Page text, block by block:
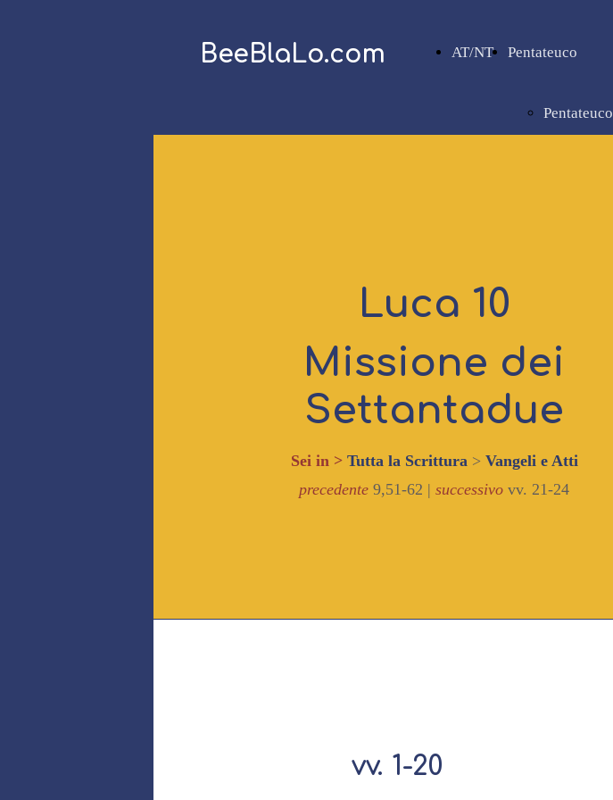
AT/NT Pentateuco
Pentateuco
BeeBlaLo.com
Luca 10
Missione dei
Settantadue
Sei in > Tutta la Scrittura> Vangeli e Atti
precedente 9,51-62 | successivo vv. 21-24
vv. 1-20